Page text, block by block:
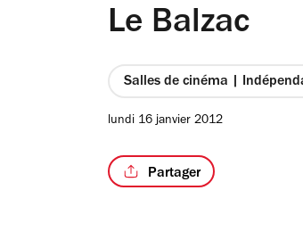
Le Balzac
Salles de cinéma |
lundi 16 janvier 2012
Partager